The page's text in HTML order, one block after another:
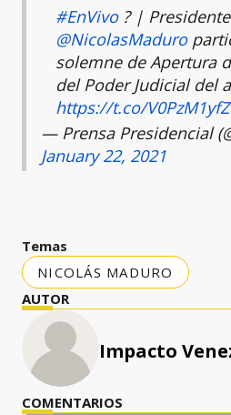
#EnVivo? | Presidente
@NicolasMaduro
solemne de Apertura
del Poder Judicial del
https://t.co/
— Prensa Presidencial
January 22, 2021
Temas
NICOLÁS MADURO
AUTOR
Impacto
COMENTARIOS